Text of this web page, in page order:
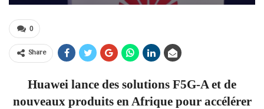
0
Share
Huawei lance des solutions F5G-A et de
nouveaux produits en Afrique pour accélérer